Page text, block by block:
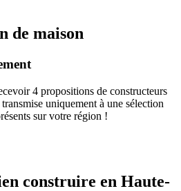
de maison
4 propositions de constructeurs
uniquement à une sélection
sur votre région !
construire en Haute-